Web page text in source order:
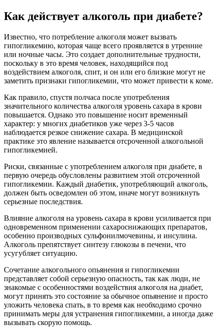
Как действует алкоголь при диабете?
Известно, что потребление алкоголя может вызвать
гипогликемию, которая чаще всего проявляется в утренние
или ночные часы. Это создает дополнительные трудности,
поскольку в это время человек, находящийся под
воздействием алкоголя, спит, и он или его близкие могут не
заметить признаки гипогликемии, что может привести к коме.
Как правило, спустя полчаса после употребления
значительного количества алкоголя уровень сахара в крови
повышается. Однако это повышение носит временный
характер: у многих диабетиков уже через 3-5 часов
наблюдается резкое снижение сахара. В медицинской
практике это явление называется отсроченной алкогольной
гипогликемией.
Риски, связанные с употреблением алкоголя при диабете, в
первую очередь обусловлены развитием этой отсроченной
гипогликемии. Каждый диабетик, употребляющий алкоголь,
должен быть осведомлен об этом, иначе могут возникнуть
серьезные последствия.
Влияние алкоголя на уровень сахара в крови усиливается при
одновременном применении сахароснижающих препаратов,
особенно производных сульфонилмочевины, и инсулина.
Алкоголь препятствует синтезу глюкозы в печени, что
усугубляет ситуацию.
Сочетание алкогольного опьянения и гипогликемии
представляет собой серьезную опасность, так как люди, не
знакомые с особенностями воздействия алкоголя на диабет,
могут принять это состояние за обычное опьянение и просто
уложить человека спать, в то время как необходимо срочно
принимать меры для устранения гипогликемии, а иногда даже
вызывать скорую помощь.